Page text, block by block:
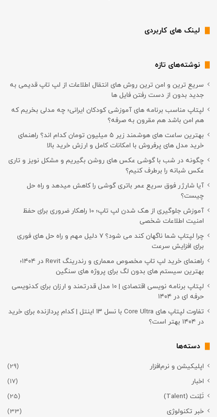
لینک های کاربردی
نوشته‌های تازه
سریع ترین و امن ترین روش های انتقال اطلاعات از لپ تاپ قدیمی به
جدید بدون از دست رفتن فایل ها
لپتاپ مناسب برنامه های آموزشی کودکان ایرانی؛ چه مدلی بخریم که
هم امن باشد هم مقرون به صرفه؟
بهترین ساعت های هوشمند زیر ۵ میلیون تومان کدام اند؟ راهنمای
خرید مدل های پرفروش با امکانات کامل و ارزش خرید بالا
چگونه در شب با گوشی عکس های روشن بگیریم و مشکل نویز و تاری
عکس شبانه را برطرف کنیم؟
آیا شارژر فوق سریع عمر باتری گوشی را کاهش میدهد و راه حل
چیست؟
آموزش جلوگیری از هک شدن لپ تاپ؛ 10 راهکار ضروری برای حفظ
امنیت اطلاعات شخصی
چرا لپتاپ شما ناگهان کند می شود؟ ۷ دلیل مهم و راه حل های فوری
برای افزایش سرعت
راهنمای خرید لپ تاپ مخصوص معماری و رندرینگ Revit در ۱۴۰۴؛
بهترین سیستم های بدون لگ برای پروژه های سنگین
لپتاپ برنامه نویسی اقتصادی | ۱۰ مدل قدرتمند و ارزان برای کدنویسی
حرفه ای در ۱۴۰۴
تفاوت لپتاپ های Core Ultra با نسل ۱۳ اینتل | کدام پردازنده برای خرید
در ۱۴۰۴ بهتر است؟
دسته‌ها
اپلیکیشن و نرم‌افزار
(29)
اخبار
(17)
تَلِنت (Talent)
(25)
خبر تکنولوژی
(33)